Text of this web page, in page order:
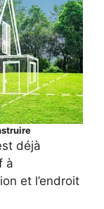
déjà
à
et l’endroit